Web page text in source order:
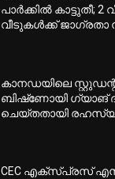
പാർക്കിൽ കാട്ടുതീ; 2
വീടുകൾക്ക് ജാഗ്രതാ
കാനഡയിലെ
ബിഷ്‌ണോയി ഗ്യാങ്
ചെയ്തതായി രഹസ്യ
CEC എക്‌സ്പ്രസ്